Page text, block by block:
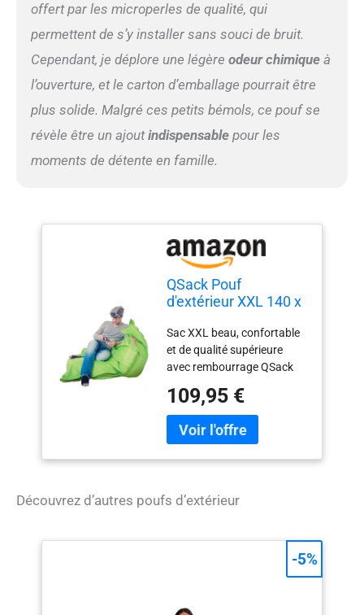
offert par les microperles de qualité, qui
permettent de s’y installer sans souci de bruit.
Cependant, je déplore une légère odeur chimiqueà
l’ouverture, et le carton d’emballage pourrait être
plus solide. Malgré ces petits bémols, ce pouf se
révèle être un ajoutindispensablepour les
moments de détente en famille.
QSack Pouf
d'extérieur XXL 140 x
Sac XXL beau, confortable
et de qualité supérieure
avec rembourrage QSack
l'extérieur et l'intérieur,
convient pour environ 140 x
180 cm. Housse en
facile. Triple protection
fermeture Velcro
indéchirable. Matériau de
109,95 €
Découvrez d’autres poufs d’extérieur
-5%